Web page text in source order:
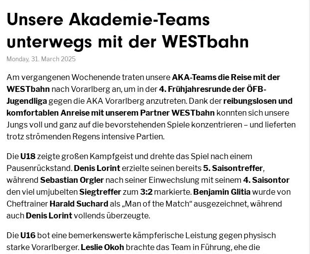
Unsere Akademie-Teams
unterwegs mit der WESTbahn
Monday, 31. March 2025
Am vergangenen Wochenende traten unsereAKA-Teams die Reise mit der
WESTbahn nach Vorarlberg an, um in der4. Frühjahresrunde der ÖFB-
Jugendliga gegen die AKA Vorarlberg anzutreten. Dank derreibungslosen und
komfortablen Anreise mit unserem Partner WESTbahn konnten sich unsere
Jungs voll und ganz auf die bevorstehenden Spiele konzentrieren – und lieferten
trotz strömenden Regens intensive Partien.
Die U18zeigte großen Kampfgeist und drehte das Spiel nach einem
Pausenrückstand. Denis Lorinterzielte seinen bereits5. Saisontreffer,
während Sebastian Orgler nach seiner Einwechslung mit seinem 4. Saisontor
den viel umjubeltenSiegtrefferzum 3:2 markierte. Benjamin Glitiawurde von
Cheftrainer Harald Suchard als „Man of the Match“ ausgezeichnet, während
auch Denis Lorintvollends überzeugte.
Die U16 bot eine bemerkenswerte kämpferische Leistung gegen physisch
starke Vorarlberger. Leslie Okoh brachte das Team in Führung, ehe die